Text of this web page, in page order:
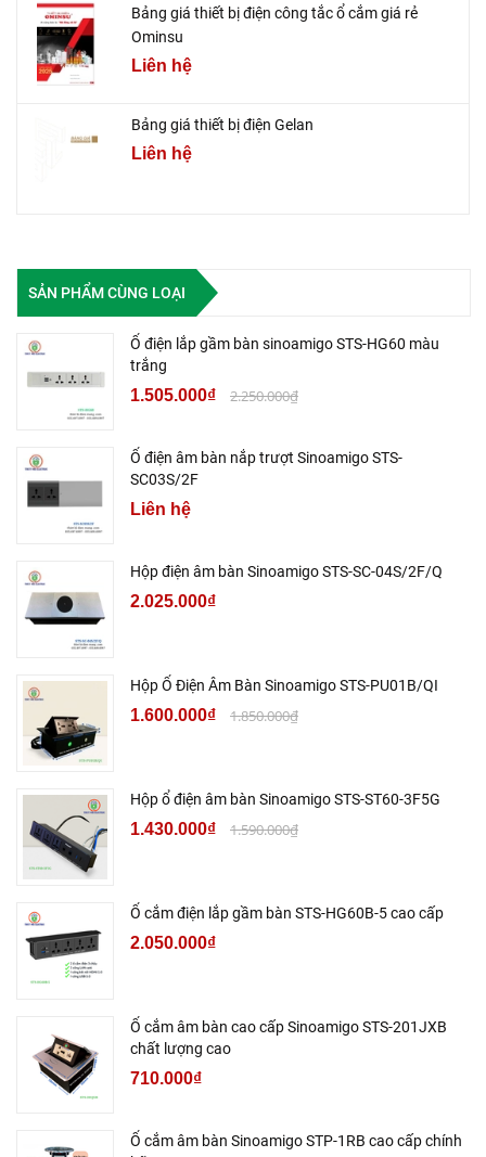
Bảng giá thiết bị điện công tắc ổ cắm giá rẻ
Ominsu
Liên hệ
Bảng giá thiết bị điện Gelan
Liên hệ
SẢN PHẨM CÙNG LOẠI
Ổ điện lắp gầm bàn sinoamigo STS-HG60 màu
trắng
1.505.000₫ 2.250.000₫
Ổ điện âm bàn nắp trượt Sinoamigo STS-
SC03S/2F
Liên hệ
Hộp điện âm bàn Sinoamigo STS-SC-04S/2F/Q
2.025.000₫
Hộp Ổ Điện Âm Bàn Sinoamigo STS-PU01B/QI
1.600.000₫ 1.850.000₫
Hộp ổ điện âm bàn Sinoamigo STS-ST60-3F5G
1.430.000₫ 1.590.000₫
Ổ cắm điện lắp gầm bàn STS-HG60B-5 cao cấp
2.050.000₫
Ổ cắm âm bàn cao cấp Sinoamigo STS-201JXB
chất lượng cao
710.000₫
Ổ cắm âm bàn Sinoamigo STP-1RB cao cấp chính